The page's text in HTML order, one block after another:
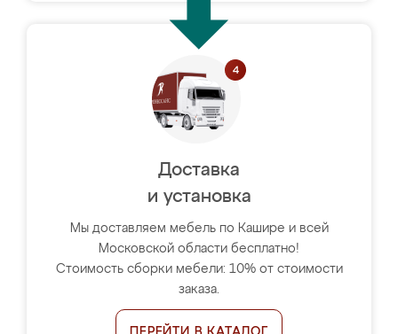
Доставка
и установка
Мы доставляем мебель по Кашире и всей
Московской области бесплатно!
Стоимость сборки мебели: 10% от стоимости
заказа.